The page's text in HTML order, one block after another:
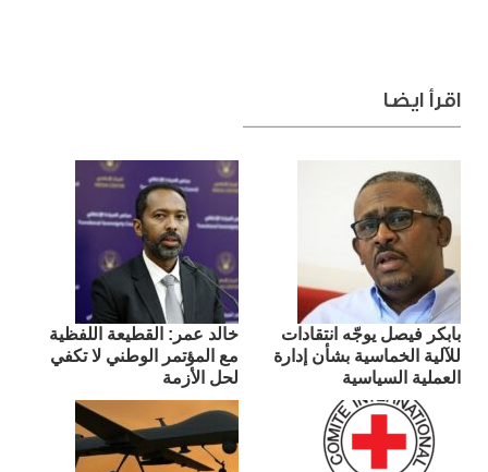
اقرأ ايضا
بابكر فيصل يوجّه انتقادات
للآلية الخماسية بشأن إدارة
العملية السياسية
​خالد عمر: القطيعة اللفظية
مع المؤتمر الوطني لا تكفي
لحل الأزمة